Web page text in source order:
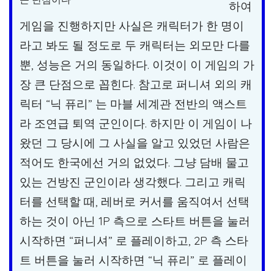
하여
게임을 진행하지만 사실은 캐릭터가 한 명이
라고 봐도 될 정도로 두 캐릭터는 외모만 다를
뿐, 성능은 거의 동일하다. 이것이 이 게임의 가
장 큰 단점으로 꼽힌다. 참고로 퍼니셔 외의 캐
릭터 “닉 퓨리” 는 마블 세계관 전반의 액스트
라 조연급 퇴역 군인이다. 하지만 이 게임이 나
왔던 그 당시에 그 사실을 알고 있었던 사람은
적어도 한국에선 거의 없었다. 그냥 담배 물고
있는 건방진 군인이라 생각했다. 그리고 캐릭
터를 선택할 때, 레버로 커서를 움직여서 선택
하는 것이 아닌 1P 측으로 스타트 버튼을 눌러
시작하면 “퍼니셔” 로 플레이하고, 2P 측 스타
트 버튼을 눌러 시작하면 “닉 퓨리” 로 플레이